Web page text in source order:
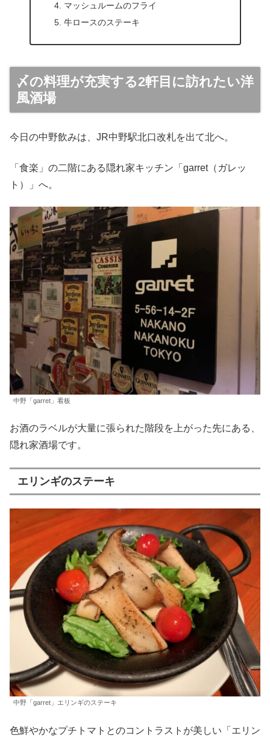
マッシュルームのフライ
牛ロースのステーキ
〆の料理が充実する2軒目に訪れたい洋
風酒場
今日の中野飲みは、JR中野駅北口改札を出て北へ。
「食楽」の二階にある隠れ家キッチン「garret（ガレッ
ト）」へ。
中野「garret」看板
お酒のラベルが大量に張られた階段を上がった先にある、
隠れ家酒場です。
エリンギのステーキ
中野「garret」エリンギのステーキ
色鮮やかなプチトマトとのコントラストが美しい「エリン